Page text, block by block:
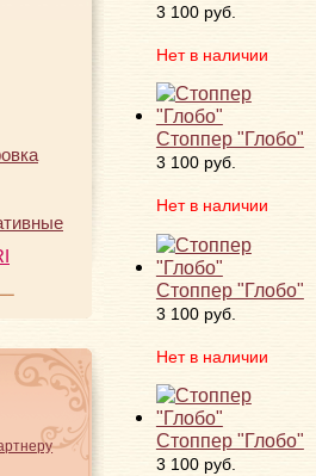
3 100 руб.
Нет в наличии
Стоппер "Глобо"
3 100 руб.
Нет в наличии
Стоппер "Глобо"
3 100 руб.
Нет в наличии
Стоппер "Глобо"
3 100 руб.